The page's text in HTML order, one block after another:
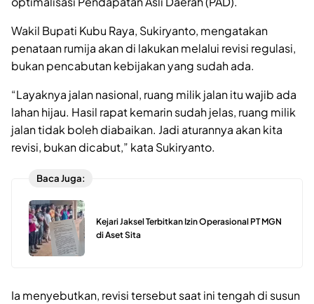
Wakil Bupati Kubu Raya, Sukiryanto, mengatakan
penataan rumija akan di lakukan melalui revisi regulasi,
bukan pencabutan kebijakan yang sudah ada.
“Layaknya jalan nasional, ruang milik jalan itu wajib ada
lahan hijau. Hasil rapat kemarin sudah jelas, ruang milik
jalan tidak boleh diabaikan. Jadi aturannya akan kita
revisi, bukan dicabut,” kata Sukiryanto.
Baca Juga:
Kejari Jaksel Terbitkan Izin Operasional PT MGN
di Aset Sita
Ia menyebutkan, revisi tersebut saat ini tengah di susun